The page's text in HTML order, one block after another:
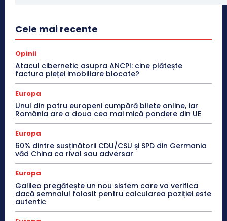
Cele mai recente
Opinii
Atacul cibernetic asupra ANCPI: cine plătește
factura pieței imobiliare blocate?
Europa
Unul din patru europeni cumpără bilete online, iar
România are a doua cea mai mică pondere din UE
Europa
60% dintre susținătorii CDU/CSU și SPD din Germania
văd China ca rival sau adversar
Europa
Galileo pregătește un nou sistem care va verifica
dacă semnalul folosit pentru calcularea poziției este
autentic